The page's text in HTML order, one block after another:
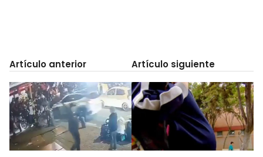
Artículo anterior Artículo siguiente